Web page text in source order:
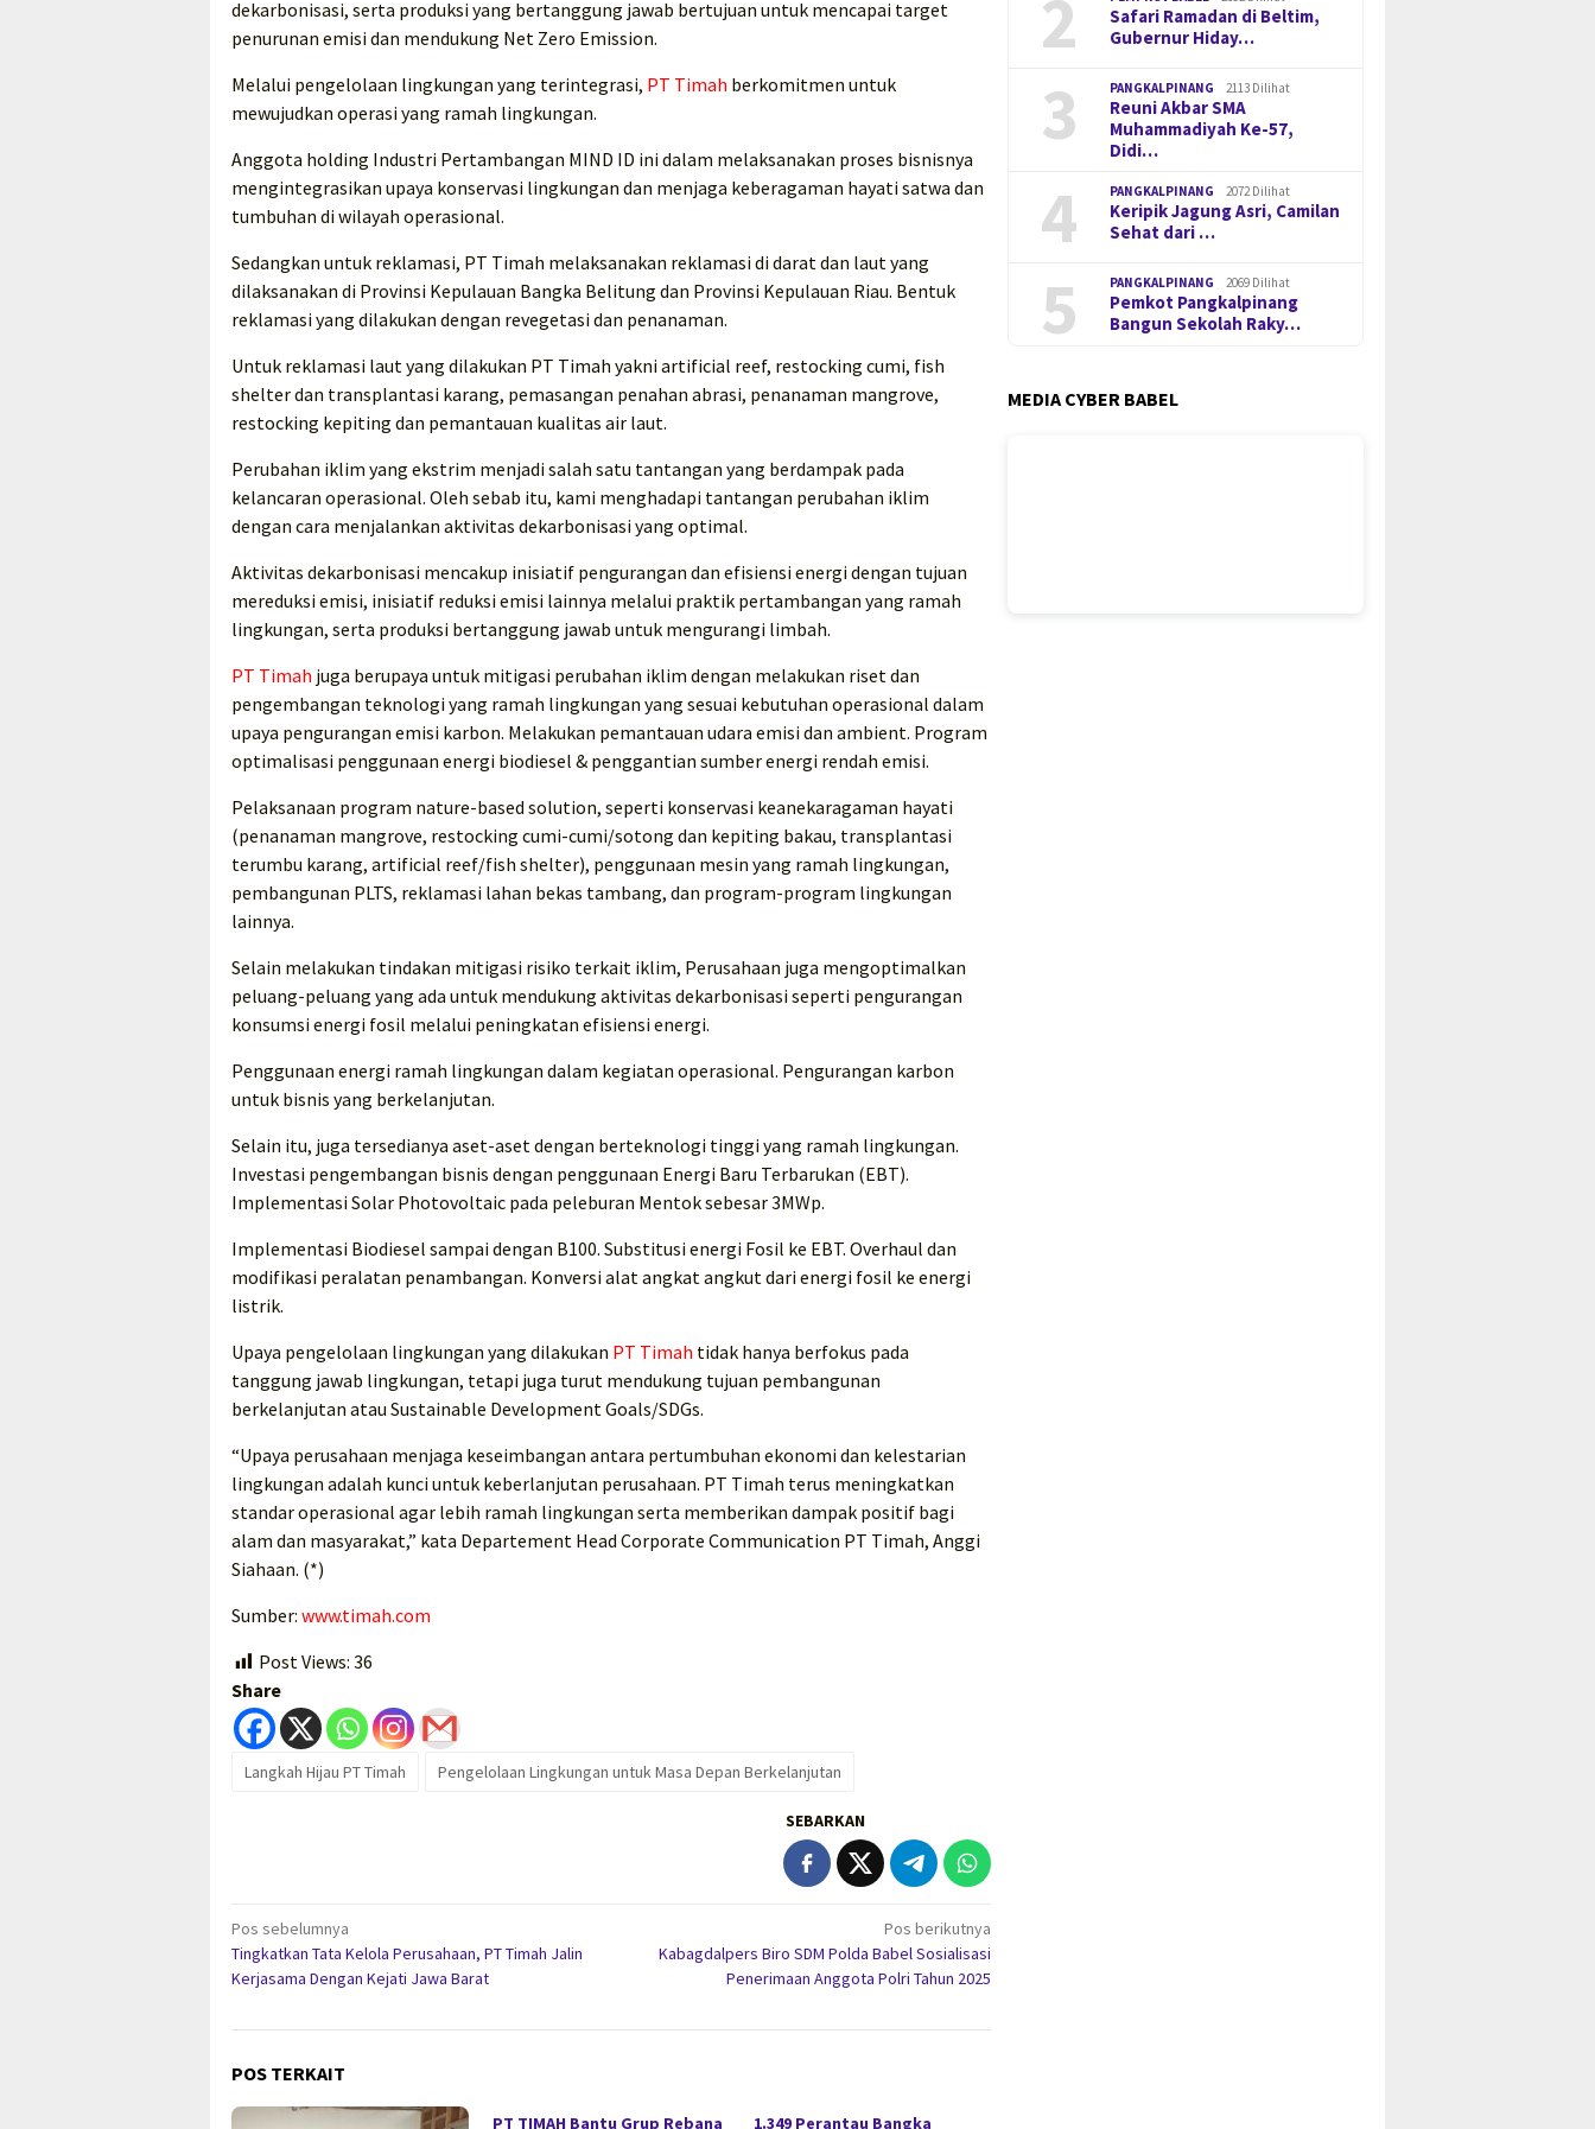
dekarbonisasi, serta produksi yang bertanggung jawab bertujuan untuk mencapai target
penurunan emisi dan mendukung Net Zero Emission.
Melalui pengelolaan lingkungan yang terintegrasi, PT Timah berkomitmen untuk
mewujudkan operasi yang ramah lingkungan.
Anggota holding Industri Pertambangan MIND ID ini dalam melaksanakan proses bisnisnya
mengintegrasikan upaya konservasi lingkungan dan menjaga keberagaman hayati satwa dan
tumbuhan di wilayah operasional.
Sedangkan untuk reklamasi, PT Timah melaksanakan reklamasi di darat dan laut yang
dilaksanakan di Provinsi Kepulauan Bangka Belitung dan Provinsi Kepulauan Riau. Bentuk
reklamasi yang dilakukan dengan revegetasi dan penanaman.
Untuk reklamasi laut yang dilakukan PT Timah yakni artificial reef, restocking cumi, fish
shelter dan transplantasi karang, pemasangan penahan abrasi, penanaman mangrove,
restocking kepiting dan pemantauan kualitas air laut.
Perubahan iklim yang ekstrim menjadi salah satu tantangan yang berdampak pada
kelancaran operasional. Oleh sebab itu, kami menghadapi tantangan perubahan iklim
dengan cara menjalankan aktivitas dekarbonisasi yang optimal.
Aktivitas dekarbonisasi mencakup inisiatif pengurangan dan efisiensi energi dengan tujuan
mereduksi emisi, inisiatif reduksi emisi lainnya melalui praktik pertambangan yang ramah
lingkungan, serta produksi bertanggung jawab untuk mengurangi limbah.
PT Timah juga berupaya untuk mitigasi perubahan iklim dengan melakukan riset dan
pengembangan teknologi yang ramah lingkungan yang sesuai kebutuhan operasional dalam
upaya pengurangan emisi karbon. Melakukan pemantauan udara emisi dan ambient. Program
optimalisasi penggunaan energi biodiesel & penggantian sumber energi rendah emisi.
Pelaksanaan program nature-based solution, seperti konservasi keanekaragaman hayati
(penanaman mangrove, restocking cumi-cumi/sotong dan kepiting bakau, transplantasi
terumbu karang, artificial reef/fish shelter), penggunaan mesin yang ramah lingkungan,
pembangunan PLTS, reklamasi lahan bekas tambang, dan program-program lingkungan
lainnya.
Selain melakukan tindakan mitigasi risiko terkait iklim, Perusahaan juga mengoptimalkan
peluang-peluang yang ada untuk mendukung aktivitas dekarbonisasi seperti pengurangan
konsumsi energi fosil melalui peningkatan efisiensi energi.
Penggunaan energi ramah lingkungan dalam kegiatan operasional. Pengurangan karbon
untuk bisnis yang berkelanjutan.
Selain itu, juga tersedianya aset-aset dengan berteknologi tinggi yang ramah lingkungan.
Investasi pengembangan bisnis dengan penggunaan Energi Baru Terbarukan (EBT).
Implementasi Solar Photovoltaic pada peleburan Mentok sebesar 3MWp.
Implementasi Biodiesel sampai dengan B100. Substitusi energi Fosil ke EBT. Overhaul dan
modifikasi peralatan penambangan. Konversi alat angkat angkut dari energi fosil ke energi
listrik.
Upaya pengelolaan lingkungan yang dilakukan PT Timah tidak hanya berfokus pada
tanggung jawab lingkungan, tetapi juga turut mendukung tujuan pembangunan
berkelanjutan atau Sustainable Development Goals/SDGs.
“Upaya perusahaan menjaga keseimbangan antara pertumbuhan ekonomi dan kelestarian
lingkungan adalah kunci untuk keberlanjutan perusahaan. PT Timah terus meningkatkan
standar operasional agar lebih ramah lingkungan serta memberikan dampak positif bagi
alam dan masyarakat,” kata Departement Head Corporate Communication PT Timah, Anggi
Siahaan. (*)
Sumber: www.timah.com
Post Views: 36
Share
Langkah Hijau PT Timah Pengelolaan Lingkungan untuk Masa Depan Berkelanjutan
SEBARKAN
Navigasi
pos
Pos sebelumnya
Tingkatkan Tata Kelola Perusahaan, PT Timah Jalin
Kerjasama Dengan Kejati Jawa Barat
Pos berikutnya
Kabagdalpers Biro SDM Polda Babel Sosialisasi
Penerimaan Anggota Polri Tahun 2025
POS TERKAIT
PT TIMAH Bantu Grup Rebana 1.349 Perantau Bangka
2
Safari Ramadan di Beltim,
Gubernur Hiday…
3 PANGKALPINANG 2113 Dilihat
Reuni Akbar SMA
Muhammadiyah Ke-57,
Didi…
4 PANGKALPINANG 2072 Dilihat
Keripik Jagung Asri, Camilan
Sehat dari …
5 PANGKALPINANG 2069 Dilihat
Pemkot Pangkalpinang
Bangun Sekolah Raky…
MEDIA CYBER BABEL